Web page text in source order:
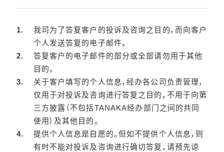
我司为了答复客户的投诉及咨询之目的，而向客户
个人发送答复的电子邮件。
答复客户的电子邮件的部分或全部请勿用于其他
目的。
关于客户填写的个人信息，经办各公司负责管理，
仅用于对投诉及咨询进行答复之目的。不用于向第
三方披露（不包括TANAKA经办部门之间的共同
使用）及其他目的。
提供个人信息是自愿的。但如不提供个人信息，则
有时不能对投诉及咨询进行确切答复，请预先谅